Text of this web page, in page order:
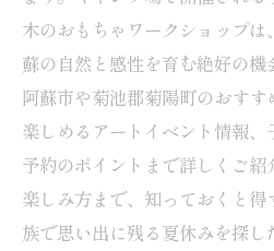
木のおもちゃワークショップ
蘇の自然と感性を育む絶好の
阿蘇市や菊池郡菊陽町のおす
楽しめるアートイベント情報
予約のポイントまで詳しくご
楽しみ方まで、知っておくと
族で思い出に残る夏休みを探し